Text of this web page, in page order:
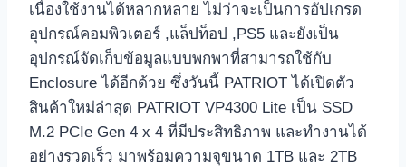
เนื่องใช้งานได้หลากหลาย ไม่ว่าจะเป็นการอัปเกรด
อุปกรณ์คอมพิวเตอร์ ,แล็ปท็อป ,PS5 และยังเป็น
อุปกรณ์จัดเก็บข้อมูลแบบพกพาที่สามารถใช้กับ
Enclosure ได้อีกด้วย ซึ่งวันนี้ PATRIOT ได้เปิดตัว
สินค้าใหม่ล่าสุด PATRIOT VP4300 Lite เป็น SSD
M.2 PCIe Gen 4 x 4 ที่มีประสิทธิภาพ และทำงานได้
อย่างรวดเร็ว มาพร้อมความจุขนาด 1TB และ 2TB